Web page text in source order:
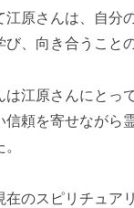
江原さんは、自分
、向き合うこと
は江原さんにとっ
信頼を寄せながら
在のスピリチュア